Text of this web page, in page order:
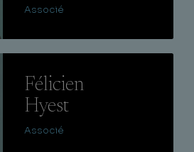
Associé
Félicien
Hyest
Associé